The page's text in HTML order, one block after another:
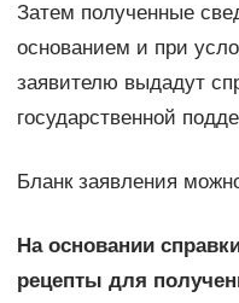
Затем полученные
основанием и при
заявителю выдадут
государственной
Бланк заявления
На основании
рецепты для